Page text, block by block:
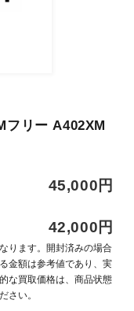
リー A402XM
45,000円
42,000円
ります。開封済みの場合
金額は参考値であり、実
な買取価格は、商品状態
さい。